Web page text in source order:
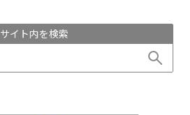
サイト内を検索